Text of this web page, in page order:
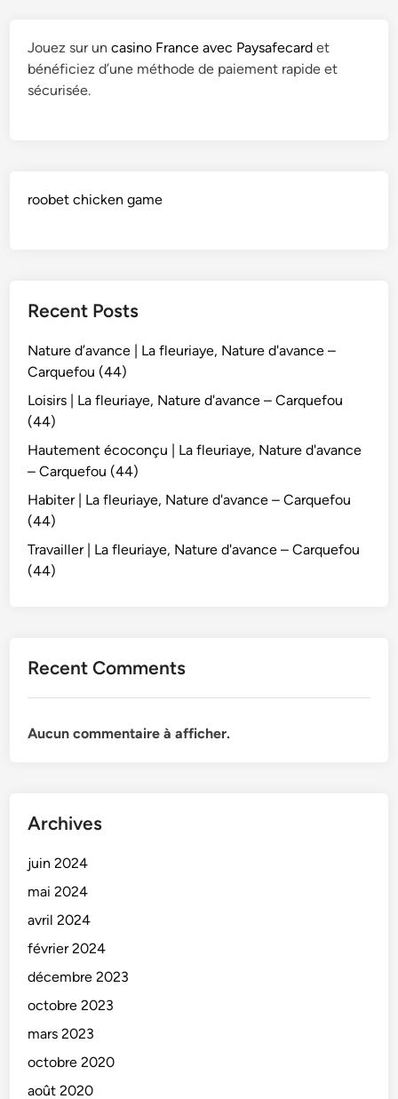
Jouez sur uncasino France avec Paysafecard et
bénéficiez d’une méthode de paiement rapide et
sécurisée.
roobet chicken game
Recent Posts
Nature d’avance | La fleuriaye, Nature d'avance –
Carquefou (44)
Loisirs | La fleuriaye, Nature d'avance – Carquefou
(44)
Hautement écoconçu | La fleuriaye, Nature d'avance
– Carquefou (44)
Habiter | La fleuriaye, Nature d'avance – Carquefou
(44)
Travailler | La fleuriaye, Nature d'avance – Carquefou
(44)
Recent Comments
Aucun commentaire à afficher.
Archives
juin 2024
mai 2024
avril 2024
février 2024
décembre 2023
octobre 2023
mars 2023
octobre 2020
août 2020